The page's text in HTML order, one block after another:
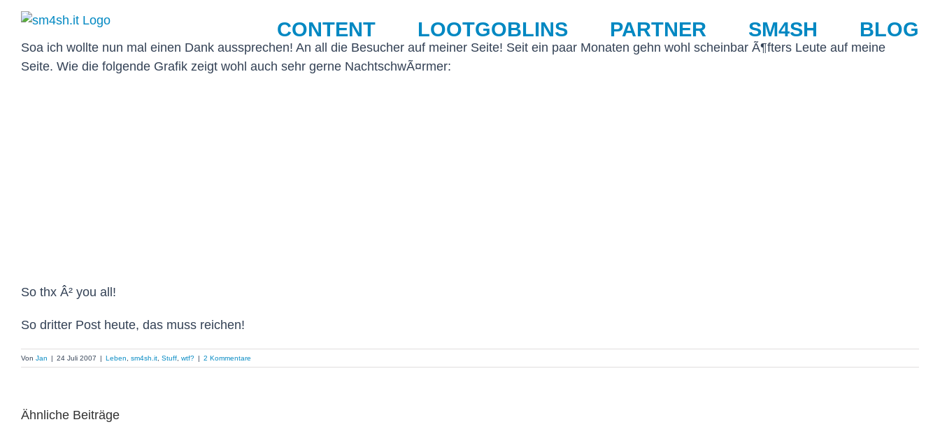
Zum
springen
CONTENT LOOTGOBLINS PARTNER SM4SH BLOG
Soa ich wollte nun mal einen Dank aussprechen! An all die Besucher auf meiner Seite! Seit ein paar Monaten gehn wohl scheinbar Ã¶fters Leute auf meine
Seite. Wie die folgende Grafik zeigt wohl auch sehr gerne NachtschwÃ¤rmer:
So thx Â² you all!
So dritter Post heute, das muss reichen!
Von Jan | 24 Juli 2007 | Leben sm4sh.it Stuff wtf? | 2 Kommentare
Ähnliche Beiträge